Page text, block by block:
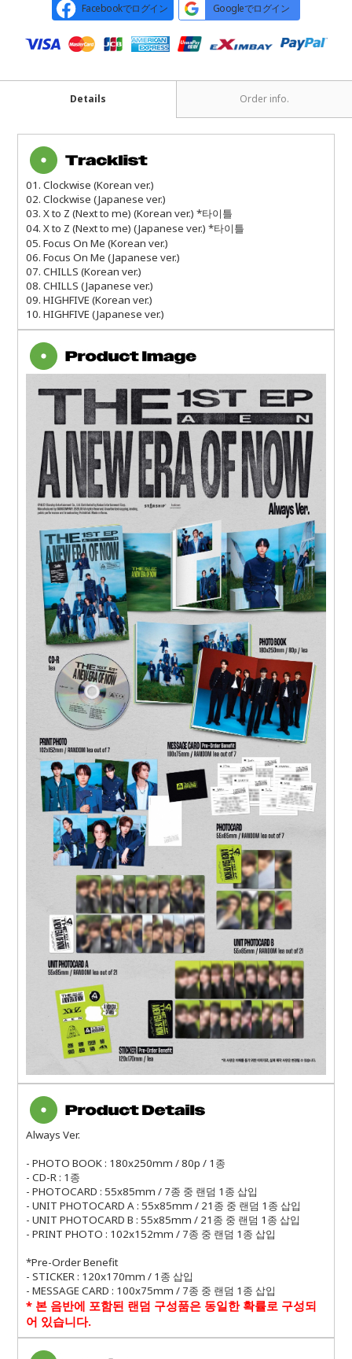
Facebookでログイン Googleでログイン
Details Order info.
01. Clockwise (Korean ver.)
02. Clockwise (Japanese ver.)
03. X to Z (Next to me) (Korean ver.) *타이틀
04. X to Z (Next to me) (Japanese ver.) *타이틀
05. Focus On Me (Korean ver.)
06. Focus On Me (Japanese ver.)
07. CHILLS (Korean ver.)
08. CHILLS (Japanese ver.)
09. HIGHFIVE (Korean ver.)
10. HIGHFIVE (Japanese ver.)
Always Ver.
- PHOTO BOOK : 180x250mm / 80p / 1종
- CD-R : 1종
- PHOTOCARD : 55x85mm / 7종 중 랜덤 1종 삽입
- UNIT PHOTOCARD A : 55x85mm / 21종 중 랜덤 1종 삽입
- UNIT PHOTOCARD B : 55x85mm / 21종 중 랜덤 1종 삽입
- PRINT PHOTO : 102x152mm / 7종 중 랜덤 1종 삽입
*Pre-Order Benefit
- STICKER : 120x170mm / 1종 삽입
- MESSAGE CARD : 100x75mm / 7종 중 랜덤 1종 삽입
* 본 음반에 포함된 랜덤 구성품은 동일한 확률로 구성되
어 있습니다.